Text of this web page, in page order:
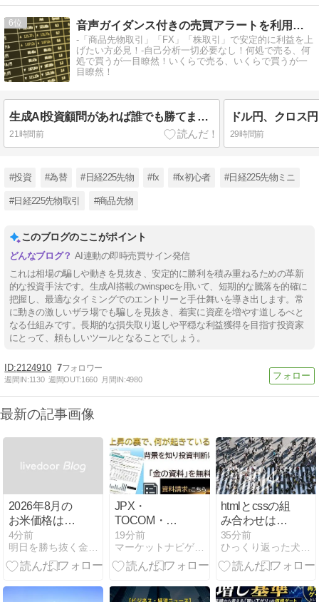
6 音声ガイダンス付きの売買アラートを利用して楽々トレード！
-「商品先物取引」「FX」「株取引」で安定的に利益を上
げたい方必見！-自己分析一切必要なし！何処で売る、何
処で買うが一目瞭然！いくらで売る、いくらで買うが一
目瞭然！
生成AI投資顧問があれば誰でも勝てます！お金に困らないあっちの世界へ行きましょう！増税無縁！
21時間前 29時間前
#投資 #為替 #日経225先物 #fx #fx初心者 #日経225先物ミニ
#日経225先物取引 #商品先物
このブログのここがポイント
AI連動の即時売買サイン発信
これは相場の騙しや動きを見抜き、安定的に勝利を積み重ねるための革新
的な投資手法です。生成AI搭載のwinspecを用いて、短期的な騰落を的確に
把握し、最適なタイミングでのエントリーと手仕舞いを導き出します。常
に動きの激しいザラ場でも騙しを見抜き、着実に資産を増やす道しるべと
なる仕組みです。長期的な損失取り返しや平穏な利益獲得を目指す投資家
にとって、頼もしいツールとなることでしょう。
2124910 7
週間IN:1130 週間OUT:1660 月間IN:4980
最新の記事画像
2026年8月の
お米価格は下
落傾向？消費
者と農家から
見る米価の現
4分前
明日を勝ち抜く金融、マネー
JPX・
TOCOM・日
経平均・ドル
円 14時
19分前
マーケットナビゲーター
htmlとcssの組
み合わせは意
匠権になりう
る？
35分前
ひっくり返った犬小屋に逃げろ